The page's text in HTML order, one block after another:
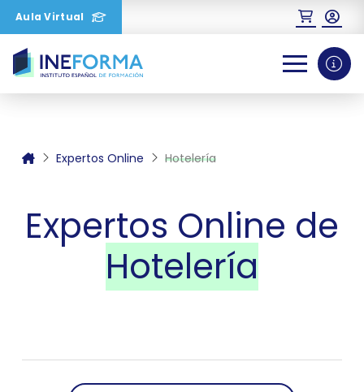
Aula Virtual
Expertos Online Hotelería
Expertos Online de
Hotelería